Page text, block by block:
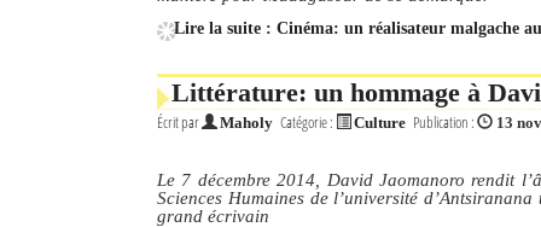
La Tribune de Diego en PDFLire la suite : Cinéma: un réalisateur malgache
Littérature: un hommage à
Écrit par Maholy Catégorie : Culture Publication : 13
Le 7 décembre 2014, David Jaomanoro rendit
Sciences Humaines de l’université
grand écrivain